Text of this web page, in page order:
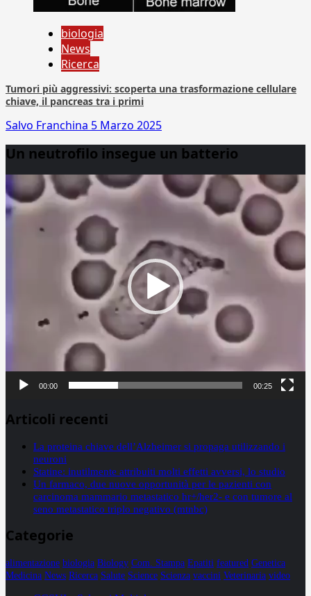
biologia
News
Ricerca
Tumori più aggressivi: scoperta una trasformazione cellulare
chiave, il pancreas tra i primi
Salvo Franchina 5 Marzo 2025
Un neutrofilo insegue un batterio
Player
00:00 00:25
Articoli recenti
La proteina chiave dell’Alzheimer si propaga utilizzando i
neuroni
Statine: inutilmente attribuiti molti effetti avversi, lo studio
Un farmaco, due nuove opportunità per le pazienti con
carcinoma mammario metastatico hr+/her2- e con tumore al
seno metastatico triplo negativo (mtnbc)
Categorie
alimentazione biologia Biology Com. Stampa Epatiti featured Genetica
Medicina News Ricerca Salute Science Scienza vaccini Veterinaria video